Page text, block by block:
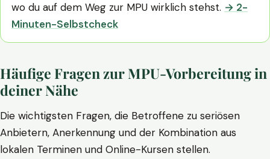
wo du auf dem Weg zur MPU wirklich stehst. → 2-
Minuten-Selbstcheck
Häufige Fragen zur MPU-Vorbereitung in
deiner Nähe
Die wichtigsten Fragen, die Betroffene zu seriösen
Anbietern, Anerkennung und der Kombination aus
lokalen Terminen und Online-Kursen stellen.